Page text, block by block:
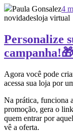
Paula Gonsalez4
novidadesloja virtual
Personalize
campanha!🎁
Agora você pode
acessa sua loja por
Na prática, funciona
promoção, gera o
quem entrar por
vê a oferta.